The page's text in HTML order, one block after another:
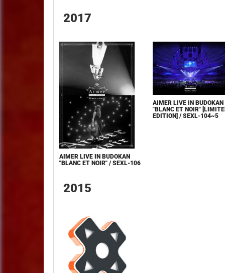
2017
AIMER LIVE IN BUDOKAN
"BLANC ET NOIR" / SEXL-106
AIMER LIVE IN BUDOKAN
"BLANC ET NOIR"
EDITION] / SEXL-104~5
2015